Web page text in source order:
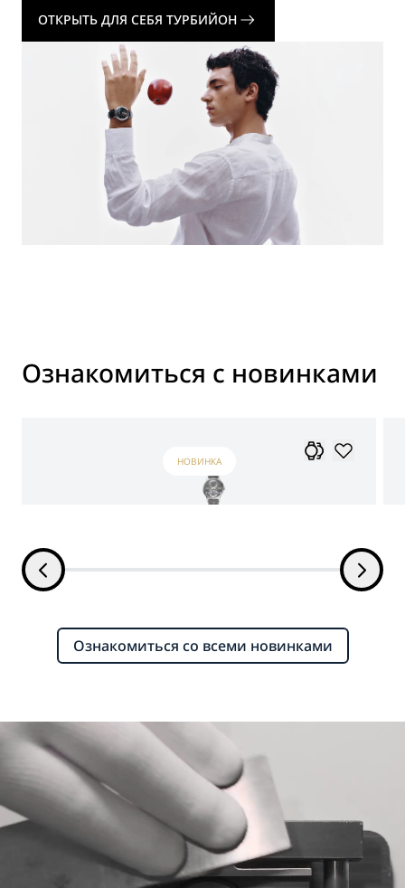
ОТКРЫТЬ ДЛЯ СЕБЯ ТУРБИЙОН
Ознакомиться с новинками
НОВИНКА
Ознакомиться со всеми новинками